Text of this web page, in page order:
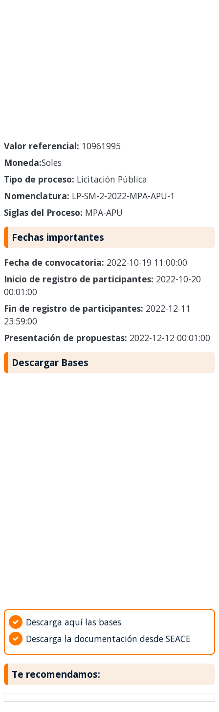
Valor referencial: 10961995
Moneda:Soles
Tipo de proceso: Licitación Pública
Nomenclatura: LP-SM-2-2022-MPA-APU-1
Siglas del Proceso: MPA-APU
Fechas importantes
Fecha de convocatoria: 2022-10-19 11:00:00
Inicio de registro de participantes: 2022-10-20
00:01:00
Fin de registro de participantes: 2022-12-11
23:59:00
Presentación de propuestas: 2022-12-12 00:01:00
Descargar Bases
Descarga aquí las bases
Descarga la documentación desde SEACE
Te recomendamos: